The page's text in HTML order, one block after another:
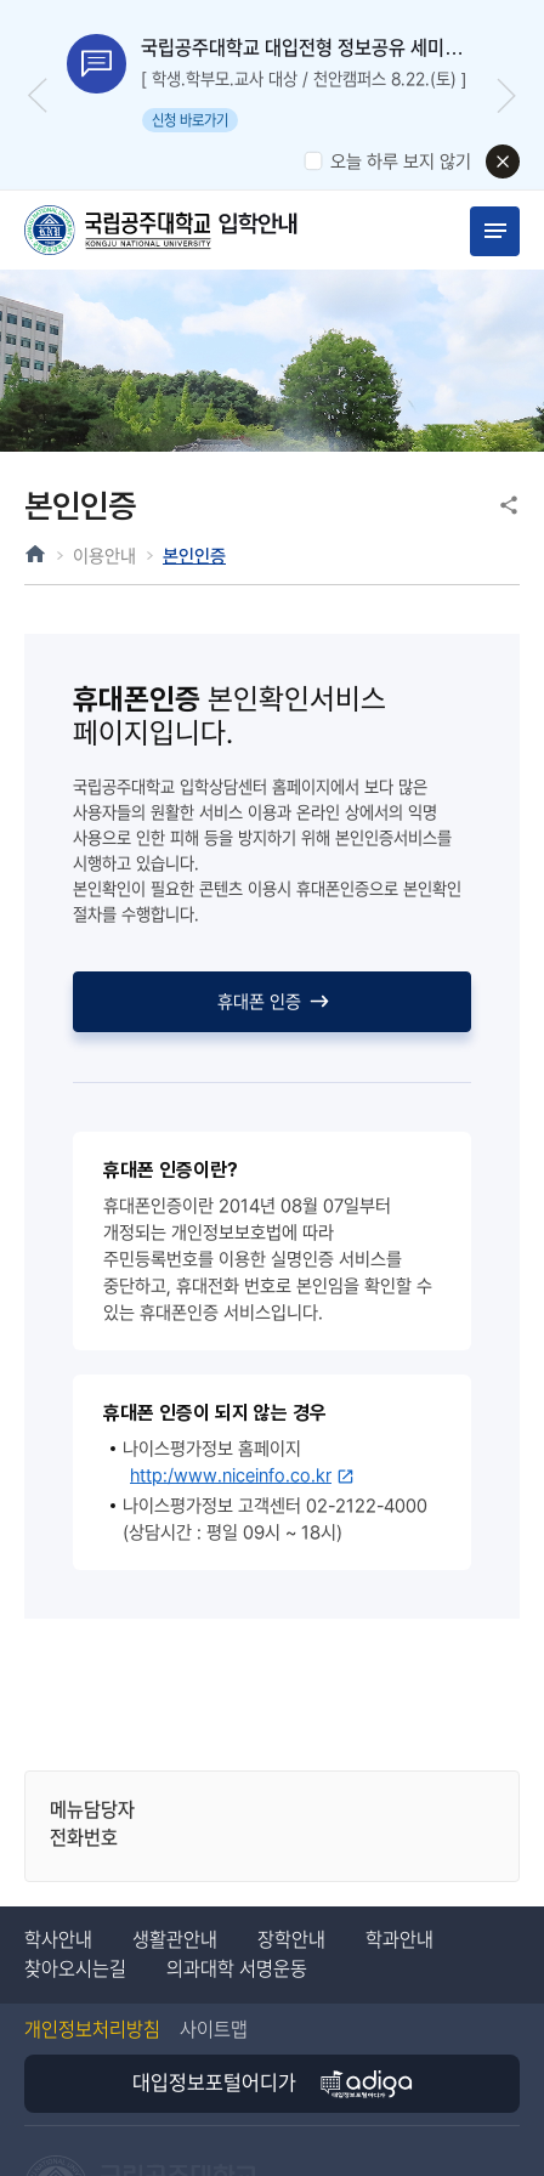
국립공주대학교 대입전형 정보공유 세미나
신청
[ 학생.학부모.교사 대상 / 천안캠퍼스 8.22.(토) ]
신청 바로가기
오늘 하루 보지 않기
본인인증
이용안내 본인인증
휴대폰인증 본인확인서비스
페이지입니다.
국립공주대학교 입학상담센터 홈페이지에서 보다 많은
사용자들의 원활한 서비스 이용과 온라인 상에서의 익명
사용으로 인한 피해 등을 방지하기 위해 본인인증서비스를
시행하고 있습니다.
본인확인이 필요한 콘텐츠 이용시 휴대폰인증으로 본인확인
절차를 수행합니다.
휴대폰 인증
휴대폰 인증이란?
휴대폰인증이란 2014년 08월 07일부터
개정되는 개인정보보호법에 따라
주민등록번호를 이용한 실명인증 서비스를
중단하고, 휴대전화 번호로 본인임을 확인할 수
있는 휴대폰인증 서비스입니다.
휴대폰 인증이 되지 않는 경우
나이스평가정보 홈페이지
http:/www.niceinfo.co.kr
나이스평가정보 고객센터 02-2122-4000
(상담시간 : 평일 09시 ~ 18시)
메뉴담당자
전화번호
학사안내 생활관안내 장학안내
학과안내
찾아오시는길
의과대학 서명운동
개인정보처리방침 사이트맵
대입정보포털어디가